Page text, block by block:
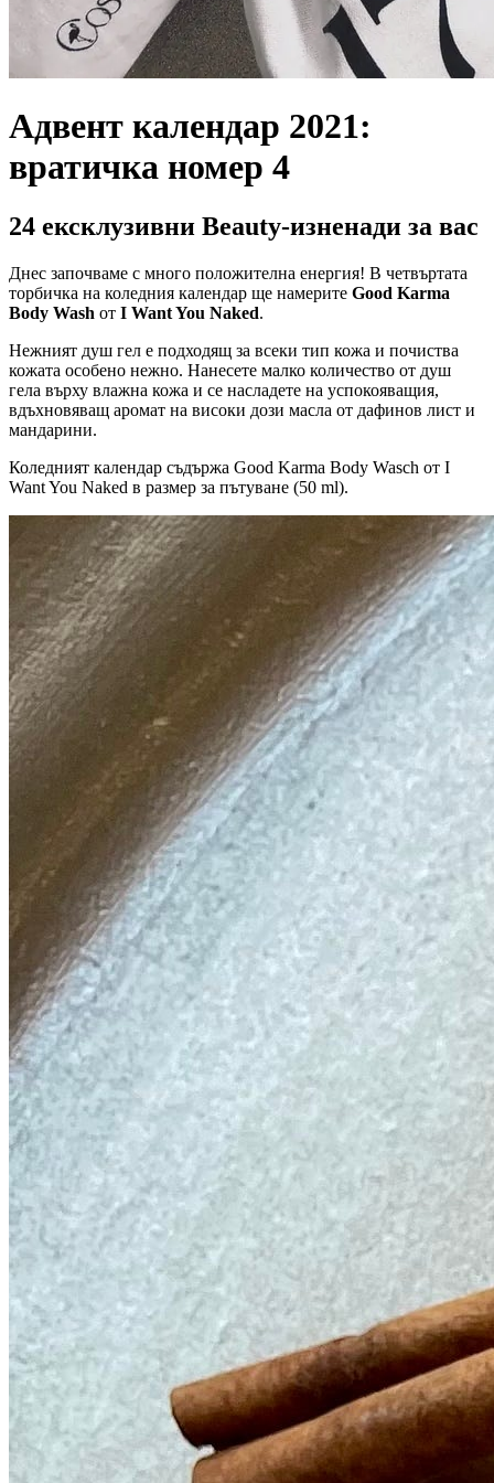
Адвент календар 2021:
вратичка номер 4
24 ексклузивни Beauty-изненади за вас
Днес започваме с много положителна енергия! В четвъртата
торбичка на коледния календар ще намерите Good Karma
Body Wash от I Want You Naked.
Нежният душ гел е подходящ за всеки тип кожа и почиства
кожата особено нежно. Нанесете малко количество от душ
гела върху влажна кожа и се насладете на успокояващия,
вдъхновяващ аромат на високи дози масла от дафинов лист и
мандарини.
Коледният календар съдържа Good Karma Body Wasch от I
Want You Naked в размер за пътуване (50 ml).